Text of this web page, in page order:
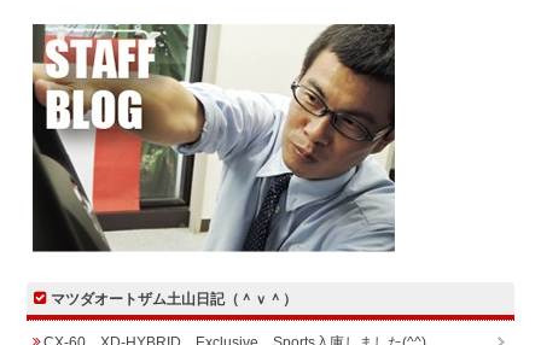
マツダオートザム土山日記（＾ｖ＾）